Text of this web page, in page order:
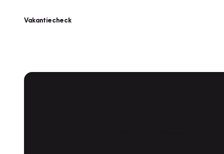
Vakantiecheck